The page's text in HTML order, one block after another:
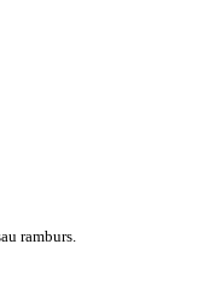
ramburs.